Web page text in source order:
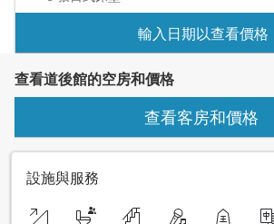
輸入日期以查看價格
查看道後館的空房和價格
查看客房和價格
設施與服務